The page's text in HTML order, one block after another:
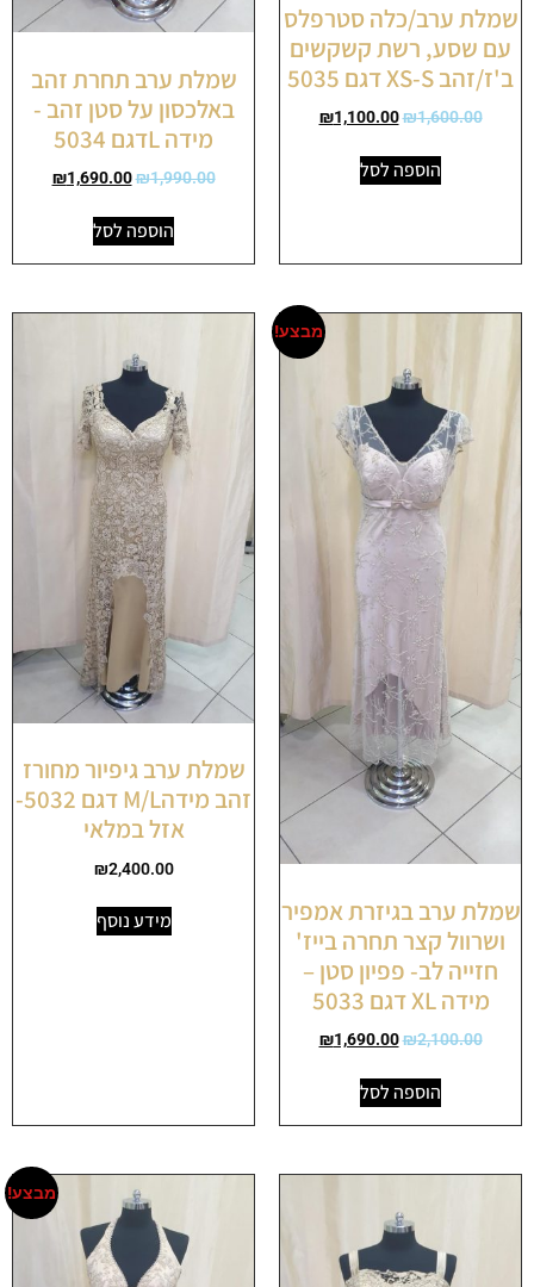
שמלת ערב/כלה סטרפלס
עם שסע, רשת קשקשים
ב'ז/זהב XS-S דגם 5035
₪1,600.00
₪1,100.00
הוספה לסל
שמלת ערב תחרת זהב
באלכסון על סטן זהב -
מידה Lדגם 5034
₪1,990.00
₪1,690.00
הוספה לסל
מבצע!
שמלת ערב בגיזרת אמפיר
ושרוול קצר תחרה בייז'
חזייה לב- פפיון סטן –
מידה XL דגם 5033
₪2,100.00
₪1,690.00
הוספה לסל
שמלת ערב גיפיור מחורז
זהב מידהM/L דגם 5032-
אזל במלאי
₪2,400.00
מידע נוסף
מבצע!